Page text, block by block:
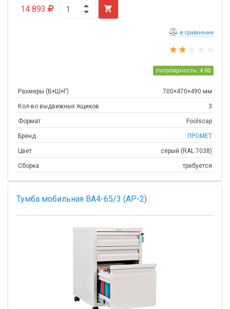
14 893 
в сравнение
популярность: 4.00
Размеры (В×Ш×Г) 700×470×490 мм
Кол-во выдвижных ящиков 3
Формат Foolscap
Бренд ПРОМЕТ
Цвет серый (RAL 7038)
Сборка требуется
Тумба мобильная BA4-65/3 (АР-2)